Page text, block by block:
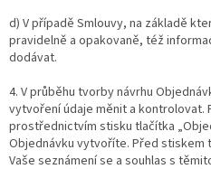
d) V případě Smlouvy, na základě
pravidelně a opakovaně, též
dodávat.
4. V průběhu tvorby návrhu
vytvoření údaje měnit a kontrolovat.
prostřednictvím stisku tlačítka
Objednávku vytvoříte. Před
Vaše seznámení se a souhlas s